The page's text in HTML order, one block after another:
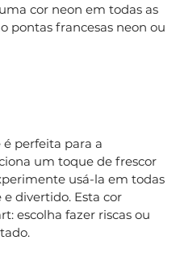
cor neon em todas as
pontas francesas neon ou
é perfeita para a
um toque de frescor
usá-la em todas
divertido. Esta cor
escolha fazer riscas ou